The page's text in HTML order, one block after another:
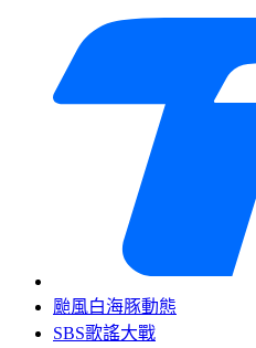
颱風白海豚動態
SBS歌謠大戰